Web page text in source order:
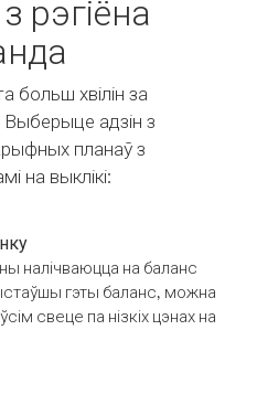
рэгіёна
больш хвілін за
адзін з
планаў з
на выклікі:
налічваюцца на баланс
гэты баланс, можна
свеце па нізкіх цэнах на